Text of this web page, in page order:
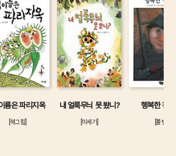
름은 파리지옥
[해그림]
내 얼룩무늬 못 봤니?
[미세기]
행복한 청
[풀빛]